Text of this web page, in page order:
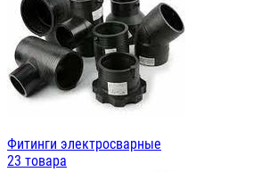
Фитинги электросварные
23 товара